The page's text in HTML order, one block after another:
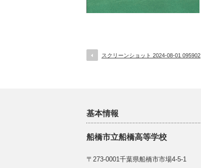
スクリーンショット 2024-08-01 095902
基本情報
船橋市立船橋高等学校
〒273-0001千葉県船橋市市場4-5-1